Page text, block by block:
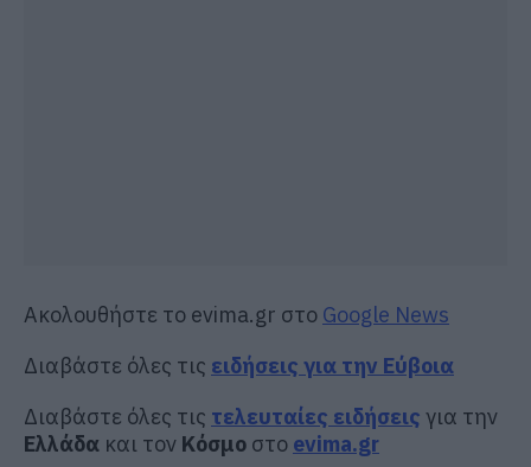
Ακολουθήστε το evima.gr στο Google News
Διαβάστε όλες τις ειδήσεις για την Εύβοια
Διαβάστε όλες τις τελευταίες ειδήσεις για την
Ελλάδα και τον Κόσμο στο evima.gr